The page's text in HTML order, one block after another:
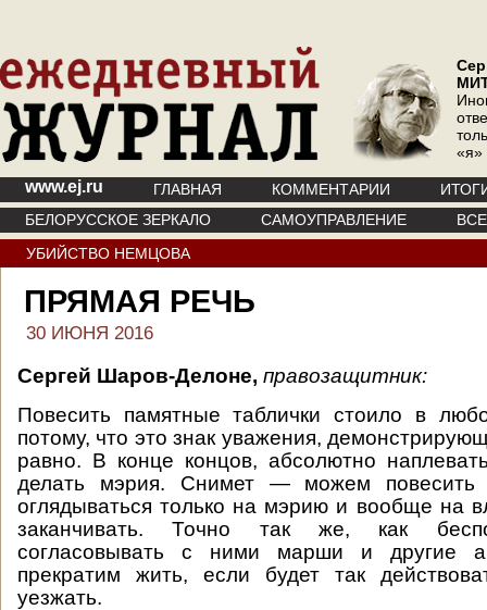
«я»
www.ej.ru ГЛАВНАЯ КОММЕНТАРИИ
БЕЛОРУССКОЕ ЗЕРКАЛО
САМОУПРАВЛЕНИЕ
УБИЙСТВО НЕМЦОВА
ПРЯМАЯ РЕЧЬ
30 ИЮНЯ 2016
Сергей Шаров-Делоне, правозащитник:
Повесить памятные таблички стоило в
потому, что это знак уважения,
равно. В конце концов, абсолютно
делать мэрия. Снимет — можем
оглядываться только на мэрию и вообще на
заканчивать. Точно так же, как
согласовывать с ними марши и другие
прекратим жить, если будет так
уезжать.